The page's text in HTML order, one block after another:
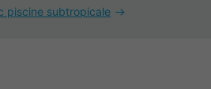
piscine subtropicale